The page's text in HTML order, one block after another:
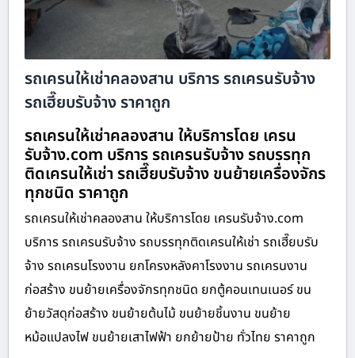
รถเครนให้เช่าคลองสาน บริการ รถเครนรับจ้าง
รถเฮี๊ยบรับจ้าง ราคาถูก
รถเครนให้เช่าคลองสาน ให้บริการโดย เครน
รับจ้าง.com บริการ รถเครนรับจ้าง รถบรรทุก
ติดเครนให้เช่า รถเฮี๊ยบรับจ้าง ขนย้ายเครื่องจักร
ทุกชนิด ราคาถูก
รถเครนให้เช่าคลองสาน ให้บริการโดย เครนรับจ้าง.com
บริการ รถเครนรับจ้าง รถบรรทุกติดเครนให้เช่า รถเฮี๊ยบรับ
จ้าง รถเครนโรงงาน ยกโครงหลังคาโรงงาน รถเครนงาน
ก่อสร้าง ขนย้ายเครื่องจักรทุกชนิด ยกตู้คอนเทนเนอร์ ขน
ย้ายวัสดุก่อสร้าง ขนย้ายต้นไม้ ขนย้ายชิ้นงาน ขนย้าย
หม้อแปลงไฟ ขนย้ายเสาไฟฟ้า ยกย้ายป้าย ทั่วไทย ราคาถูก